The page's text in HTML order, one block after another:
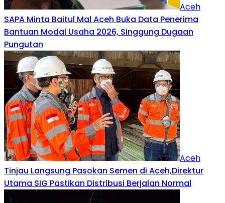
Aceh
SAPA Minta Baitul Mal Aceh Buka Data Penerima
Bantuan Modal Usaha 2026, Singgung Dugaan
Pungutan
Aceh
Tinjau Langsung Pasokan Semen di Aceh,Direktur
Utama SIG Pastikan Distribusi Berjalan Normal